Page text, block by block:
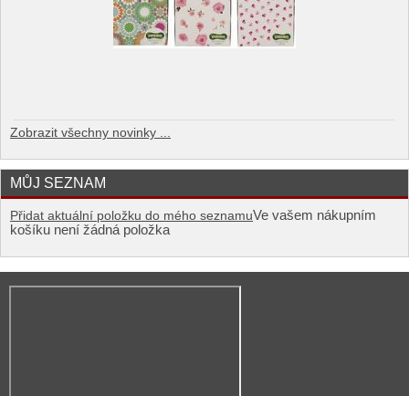
Zobrazit všechny novinky ...
MŮJ SEZNAM
Přidat aktuální položku do mého seznamuVe vašem nákupním
košíku není žádná položka